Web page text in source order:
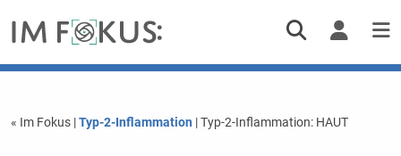
« Im Fokus |Typ-2-Inflammation | Typ-2-Inflammation: HAUT